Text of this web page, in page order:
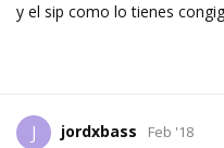
y el sip como lo tienes
J jordxbass Feb '18